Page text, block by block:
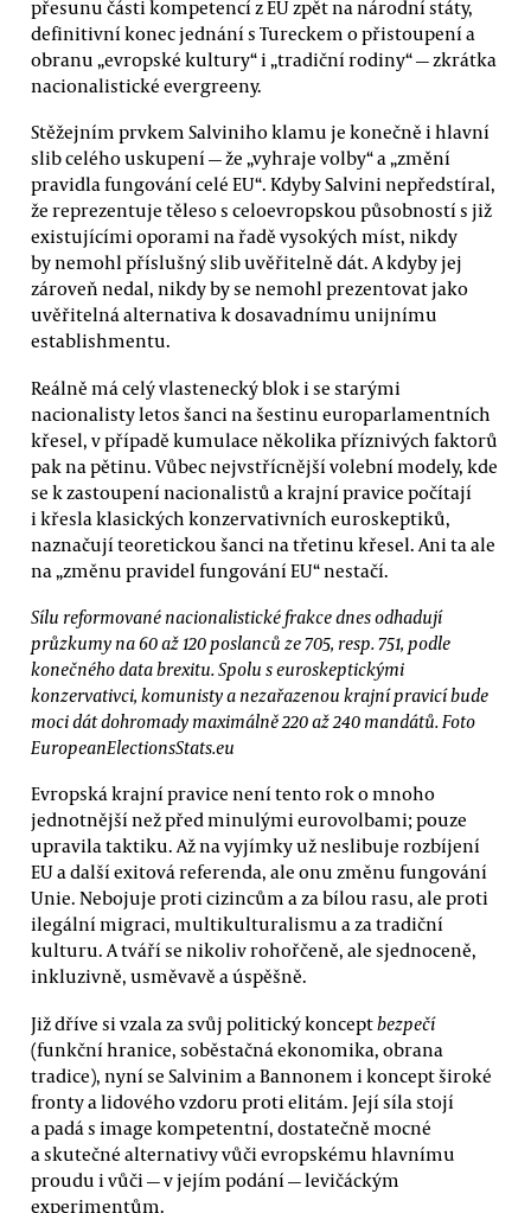
přesunu části kompetencí z EU zpět na národní státy,
definitivní konec jednání s Tureckem o přistoupení a
obranu „evropské kultury“ i „tradiční rodiny“ — zkrátka
nacionalistické evergreeny.
Stěžejním prvkem Salviniho klamu je konečně i hlavní
slib celého uskupení — že „vyhraje volby“ a „změní
pravidla fungování celé EU“. Kdyby Salvini nepředstíral,
že reprezentuje těleso s celoevropskou působností s již
existujícími oporami na řadě vysokých míst, nikdy
by nemohl příslušný slib uvěřitelně dát. A kdyby jej
zároveň nedal, nikdy by se nemohl prezentovat jako
uvěřitelná alternativa k dosavadnímu unijnímu
establishmentu.
Reálně má celý vlastenecký blok i se starými
nacionalisty letos šanci na šestinu europarlamentních
křesel, v případě kumulace několika příznivých faktorů
pak na pětinu. Vůbec nejvstřícnější volební modely, kde
se k zastoupení nacionalistů a krajní pravice počítají
i křesla klasických konzervativních euroskeptiků,
naznačují teoretickou šanci na třetinu křesel. Ani ta ale
na „změnu pravidel fungování EU“ nestačí.
Sílu reformované nacionalistické frakce dnes odhadují
průzkumy na 60 až 120 poslanců ze 705, resp. 751, podle
konečného data brexitu. Spolu s euroskeptickými
konzervativci, komunisty a nezařazenou krajní pravicí bude
moci dát dohromady maximálně 220 až 240 mandátů. Foto
EuropeanElectionsStats.eu
Evropská krajní pravice není tento rok o mnoho
jednotnější než před minulými eurovolbami; pouze
upravila taktiku. Až na vyjímky už neslibuje rozbíjení
EU a další exitová referenda, ale onu změnu fungování
Unie. Nebojuje proti cizincům a za bílou rasu, ale proti
ilegální migraci, multikulturalismu a za tradiční
kulturu. A tváří se nikoliv rohořčeně, ale sjednoceně,
inkluzivně, usměvavě a úspěšně.
Již dříve si vzala za svůj politický konceptbezpečí
(funkční hranice, soběstačná ekonomika, obrana
tradice), nyní se Salvinim a Bannonem i koncept široké
fronty a lidového vzdoru proti elitám. Její síla stojí
a padá s image kompetentní, dostatečně mocné
a skutečné alternativy vůči evropskému hlavnímu
proudu i vůči — v jejím podání — levičáckým
experimentům.